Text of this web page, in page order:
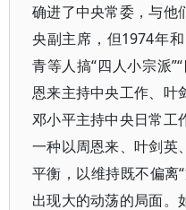
确进了中央常委，与他
央副主席，但1974年
青等人搞“四人小宗派
恩来主持中央工作、叶
邓小平主持中央日常工
一种以周恩来、叶剑英
平衡，以维持既不偏离
出现大的动荡的局面。